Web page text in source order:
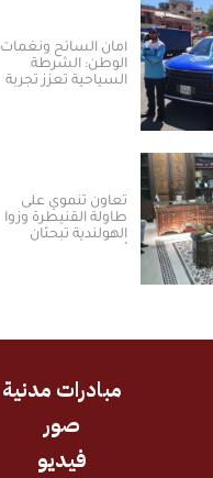
أمان السائح ونغمات
الوطن: الشرطة
السياحية تعزز تجربة
تعاون تنموي على
طاولة القنيطرة وزوا
الهولندية تبحثان
مبادرات مدنية
صور
فيديو